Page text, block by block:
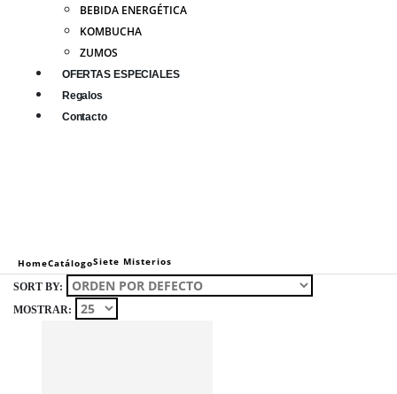
BEBIDA ENERGÉTICA
KOMBUCHA
ZUMOS
OFERTAS ESPECIALES
Regalos
Contacto
HomeCatálogoSiete Misterios
SORT BY:
MOSTRAR: